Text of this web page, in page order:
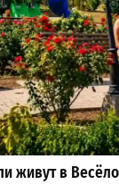
живут в